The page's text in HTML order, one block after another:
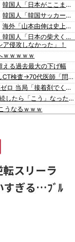
ンも大衝撃（海外の反応）
韓国人「日本がここまでの観光大国に発展した本当の理由がこちら…」→「昔から日本は愛されてた…（ﾌﾞﾙﾌﾞﾙ」＝韓国の反応
韓国人「韓国サッカー協会の性接待報道、海外でも大騒ぎに・・・2002年W杯4強の記録取り消しの声も」→「マジで国の恥だ」「2002年まで疑う価値がある」「国民や国が築いた国格をサッカー選手が足で蹴り飛ばすね」
海外「山本由伸は史上最高の日本人投手になれる？」
韓国人「日本の柴犬くん散歩中の暑さに耐えられなかった結果」
韓国人「最近の日本アニメ業界の勢力図を変えたと言われる作品がこちら…」→「こういうのが面白い…（ﾌﾞﾙﾌﾞﾙ」＝韓国の反応
海外「大谷翔平が勝ち越しの絶好機でダブルプレー…」
海外「大谷翔平がドジャースでfWAR25.0到達！歴史的ペースに海外騒然…」
海外「大谷翔平が1試合2発！完全に人間離れしているんだが…」
海外「大谷翔平がワールドシリーズ3連覇＆WSMVPなら歴代何位？海外ファンの答えがこちら」
侵攻しなかった」！
ｗｗｗｗｗ
える過去最大の下げ幅
【速報】 中2男子、野球部の練習中に頭部を強打しCT検査→70代医師「問題ないです」→中学生〇亡「他人のCT画像みてました」
【悲報】 中国、橋の欄干が強風一発で粉々に 鉄筋ゼロ 当局「接着剤でくっつけただけ」「正常で、品質問題はない」
【衝撃】 ワイ、保険金2億円と遺産6000万円を相続したら「こう」なった・・・
うなるｗｗｗ
じめる
った結果」
スリーラ
すぎる…ﾌﾞﾙ